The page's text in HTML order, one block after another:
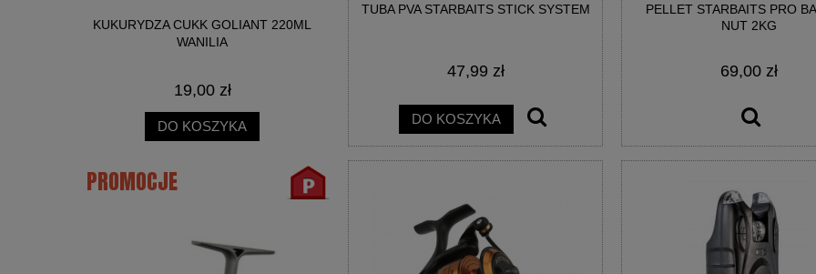
KUKURYDZA CUKK GOLIANT 220ML
WANILIA
19,00 zł
DO KOSZYKA DO KOSZYKA
BIG POISON EGG WAFTERS -
DO KOSZYKA
PROMOCJE
TUBA PVA STARBAITS STICK SYSTEM
47,99 zł
DO KOSZYKA
PELLET STARBAITS PRO
NUT 2KG
69,00 zł